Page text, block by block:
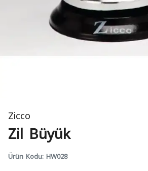
Zicco
Zil Büyük
Ürün Kodu: HW028